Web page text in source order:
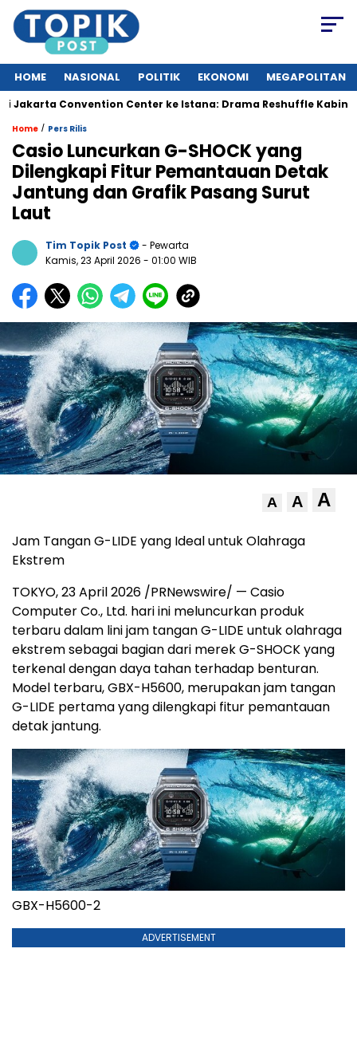
HOME NASIONAL POLITIK EKONOMI MEGAPOLITAN
Convention Center ke Istana: Drama Reshuffle Kabinet
Home / Pers Rilis
Casio Luncurkan G-SHOCK yang
Dilengkapi Fitur Pemantauan Detak
Jantung dan Grafik Pasang Surut
Laut
Tim Topik Post
- Pewarta
Kamis, 23 April 2026 - 01:00 WIB
A A A
Jam Tangan G-LIDE yang Ideal untuk Olahraga
Ekstrem
TOKYO, 23 April 2026 /PRNewswire/ — Casio
Computer Co., Ltd. hari ini meluncurkan produk
terbaru dalam lini jam tangan G-LIDE untuk olahraga
ekstrem sebagai bagian dari merek G-SHOCK yang
terkenal dengan daya tahan terhadap benturan.
Model terbaru, GBX-H5600, merupakan jam tangan
G-LIDE pertama yang dilengkapi fitur pemantauan
detak jantung.
GBX-H5600-2
ADVERTISEMENT